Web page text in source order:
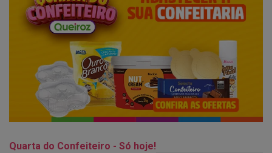
Quarta do Confeiteiro - Só hoje!